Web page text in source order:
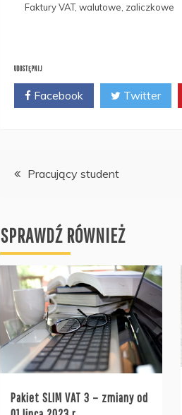
Faktury VAT, walutowe, zaliczkowe
UDOSTĘPNIJ
Facebook Twitter
Nawigacja
Pracujący student
SPRAWDŹ RÓWNIEŻ
Pakiet SLIM VAT 3 – zmiany od